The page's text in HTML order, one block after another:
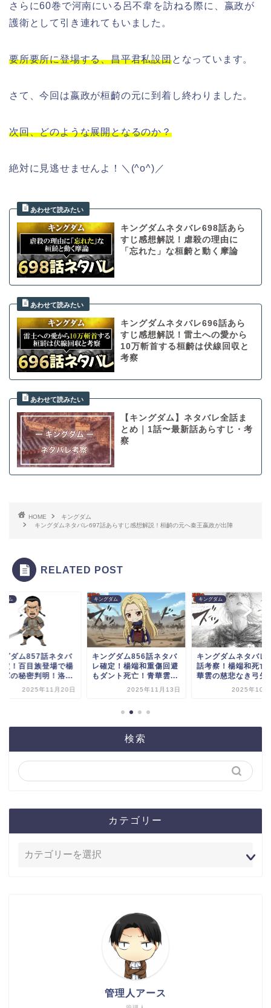
さらに60巻で河南にいる呂不韋を訪ねる際に、嬴政が
護衛として引き連れてもいました。
要所要所に登場する、昌平君私設団となっています。
さて、今回は嬴政が桓齮の元に到着し終わりました。
次回、どのような展開となるのか？
絶対に見逃せませんよ！＼(^o^)／
キングダムネタバレ698話あら
すじ感想解説！虐殺の理由に
「忘れた」な桓齮と動く摩論
キングダムネタバレ696話あら
すじ感想解説！雷土への愛から
10万斬首する桓齮は伏線回収と
考察
【キングダム】ネタバレ全話ま
とめ｜1話〜最新話あらすじ・考
察
HOME
キングダム
キングダムネタバレ697話あらすじ感想解説！桓齮の元へ秦王嬴政が出陣
RELATED POST
ダム
グダム857話ネタバ
定！百目族登場で楊
軍の秘密判明！洛...
2025年11月20日
キングダム
キングダム856話ネタバ
レ確定！楊端和重傷回避
もダント死亡！青華雲...
2025年11月13日
キングダム
キングダムネタバレ
話考察！楊端和死亡
華雲の慈悲なき弓矢
2025年10月
検索
カテゴリー
管理人アース